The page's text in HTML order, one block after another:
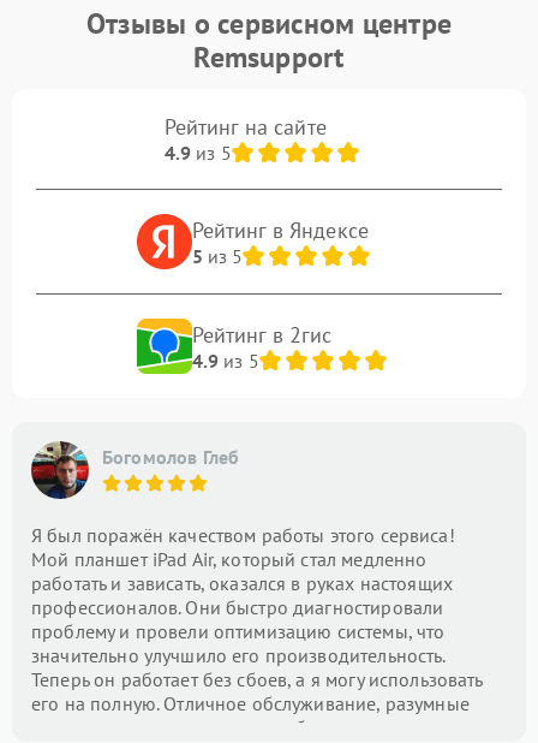
Отзывы о сервисном центре
Remsupport
Рейтинг на сайте
4.9из 5
Рейтинг в Яндексе
5 из 5
Рейтинг в 2гис
4.9из 5
Богомолов Глеб
Я был поражён качеством работы этого сервиса!
Мой планшет iPad Air, который стал медленно
работать и зависать, оказался в руках настоящих
профессионалов. Они быстро диагностировали
проблему и провели оптимизацию системы, что
значительно улучшило его производительность.
Теперь он работает без сбоев, а я могу использовать
его на полную. Отличное обслуживание, разумные
цены и внимание к деталям — буду рекомендовать